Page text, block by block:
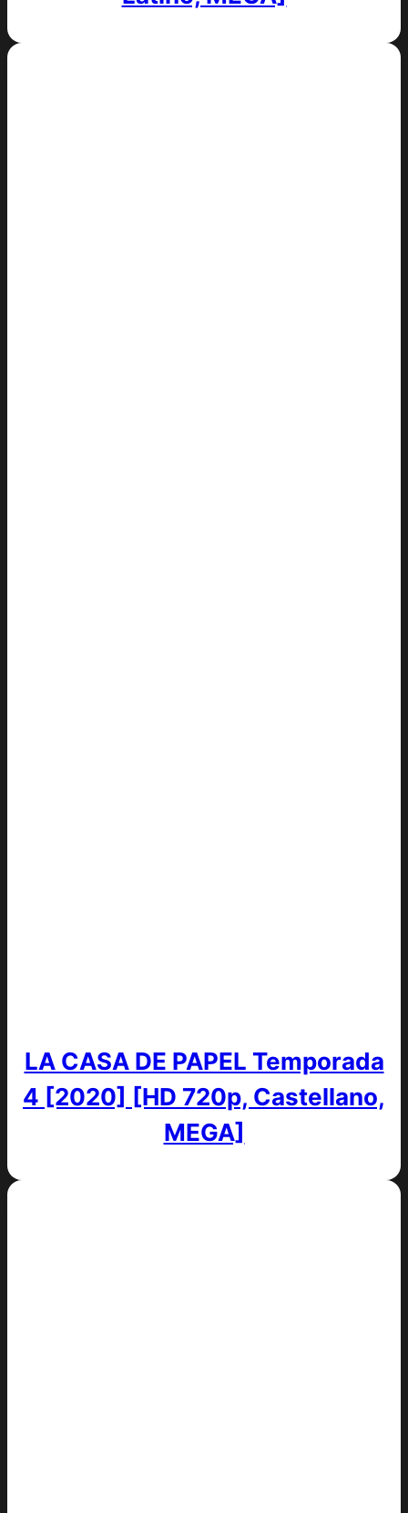
LA CASA DE PAPEL Temporada
4 [2020] [HD 720p, Castellano,
MEGA]